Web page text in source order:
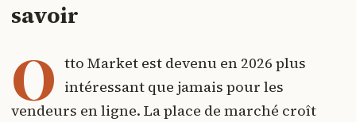
savoir
O tto Market est devenu en 2026 plus
intéressant que jamais pour les
vendeurs en ligne. La place de marché croît